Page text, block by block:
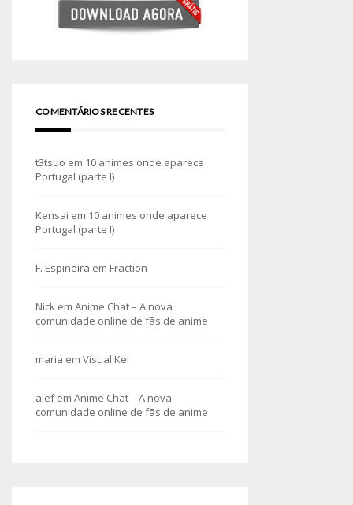
COMENTÁRIOS RECENTES
t3tsuo em 10 animes onde aparece
Portugal (parte I)
Kensai em 10 animes onde aparece
Portugal (parte I)
F. Espiñeira em Fraction
Nick em Anime Chat – A nova
comunidade online de fãs de anime
maria em Visual Kei
alefem Anime Chat – A nova
comunidade online de fãs de anime